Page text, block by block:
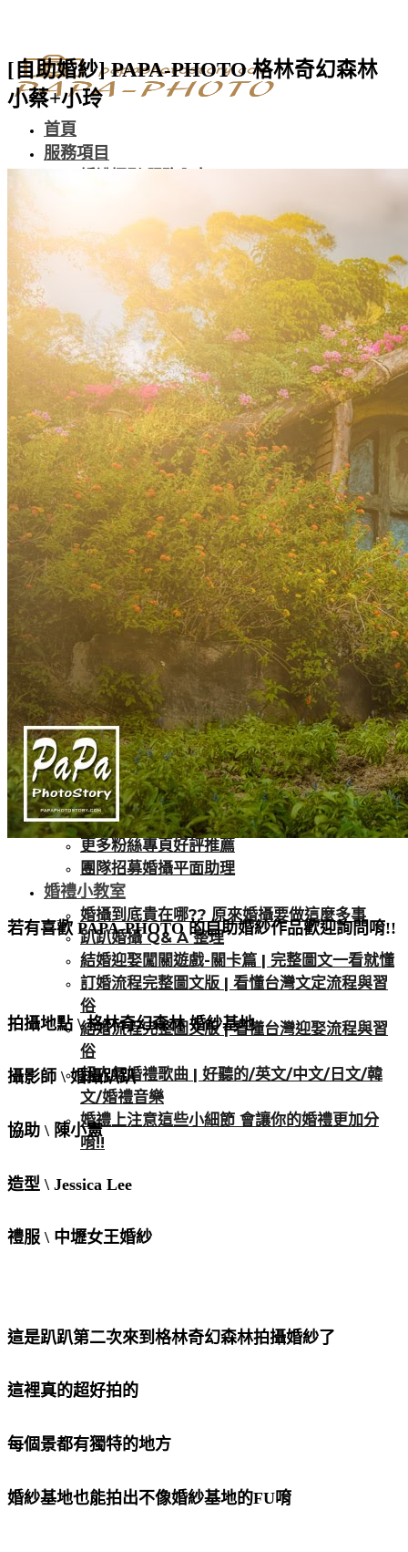
首頁
服務項目
自助婚紗 服務報價
Pre-Wedding
孕婦寫真 拍攝方案
Maternity
沖繩婚紗專案
Okinawa
蘭嶼婚紗專案
Lanyu
北海道婚紗專案
Hokkaido
東京婚紗專案
Tokyo
京都婚紗專案
Kyoto
攝影作品
婚禮攝影 Wedding Day
自助婚紗 Pre-Wedding
孕婦寫真 Maternity
Facebook 粉絲專頁
PAPA Instagram
團隊攝影師
攝影師趴趴作品
攝影師奕鋒作品
攝影師智煒作品
婚攝檔期詢問
好檔期不等人 快來預約吧
LINE 線上詢問
填寫婚攝詢問單
新人好評推薦
更多粉絲專頁好評推薦
團隊招募婚攝平面助理
婚禮小教室
婚攝到底貴在哪?? 原來婚攝要做這麼多事
趴趴婚攝 Q& A 整理
結婚迎娶闖關遊戲-關卡篇 | 完整圖文一看就懂
訂婚流程完整圖文版 | 看懂台灣文定流程與習
俗
結婚流程完整圖文版 | 看懂台灣迎娶流程與習
俗
超人氣婚禮歌曲 | 好聽的/英文/中文/日文/韓
文/婚禮音樂
婚禮上注意這些小細節 會讓你的婚禮更加分
唷!!
[自助婚紗] PAPA-PHOTO 格林奇幻森林
小蔡+小玲
若有喜歡 PAPA-PHOTO 的自助婚紗作品歡迎詢問唷!!
拍攝地點 \ 格林奇幻森林 婚紗基地
攝影師 \ 婚攝趴趴
協助 \ 陳小憲
造型 \ Jessica Lee
禮服 \ 中壢女王婚紗
這是趴趴第二次來到格林奇幻森林拍攝婚紗了
這裡真的超好拍的
每個景都有獨特的地方
婚紗基地也能拍出不像婚紗基地的FU唷